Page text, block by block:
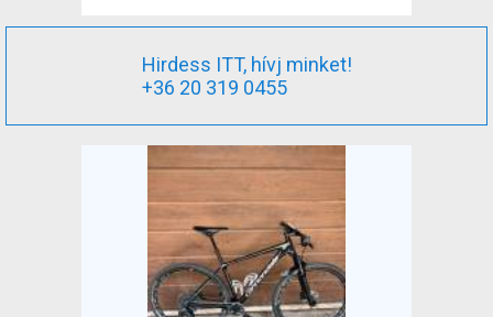
Hirdess ITT, hívj minket!
+36 20 319 0455